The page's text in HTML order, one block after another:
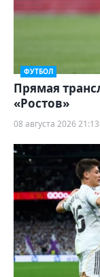
ФУТБОЛ
Прямая
«Ростов»
08 августа 2026 21:13